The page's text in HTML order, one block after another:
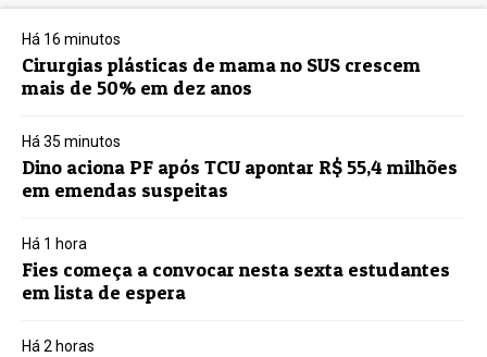
Há 16 minutos
Cirurgias plásticas de mama no SUS crescem
mais de 50% em dez anos
Há 35 minutos
Dino aciona PF após TCU apontar R$ 55,4 milhões
em emendas suspeitas
Há 1 hora
Fies começa a convocar nesta sexta estudantes
em lista de espera
Há 2 horas